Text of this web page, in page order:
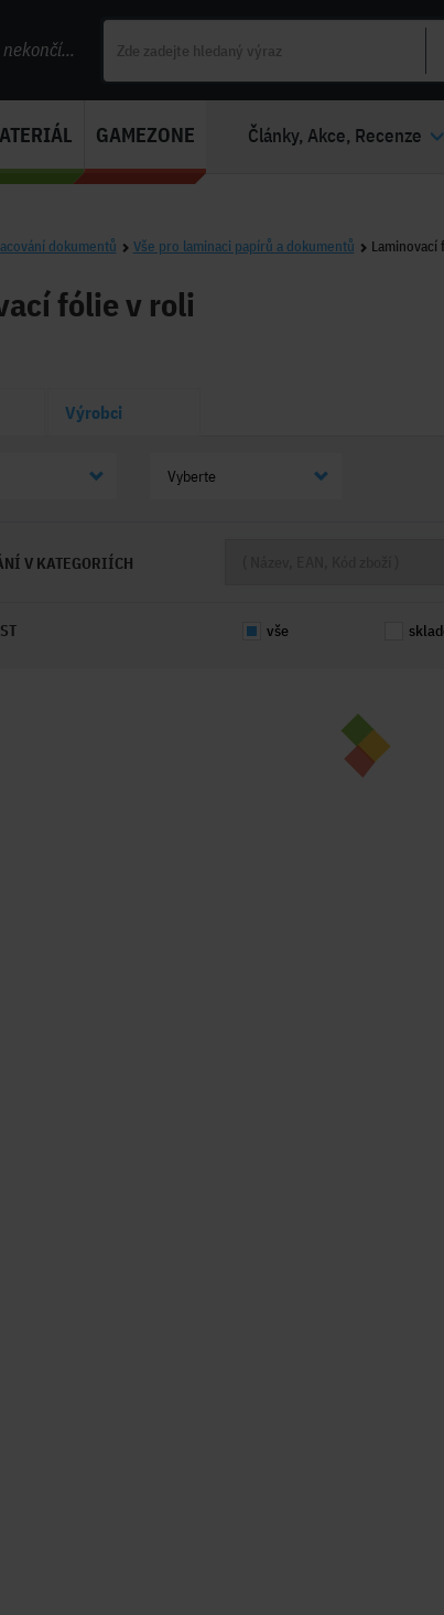
GAMEZONE Články, Akce, Recenze
dokumentů Vše pro laminaci papírů a dokumentů Laminovací
fólie v roli
Výrobci
Vyberte
V KATEGORIÍCH
vše